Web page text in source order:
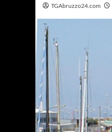
TGAbruzzo24.com